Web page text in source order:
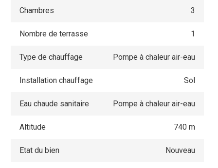
Chambres 3
Nombre de terrasse 1
Type de chauffage Pompe à chaleur air-eau
Installation chauffage Sol
Eau chaude sanitaire Pompe à chaleur air-eau
Altitude 740 m
Etat du bien Nouveau